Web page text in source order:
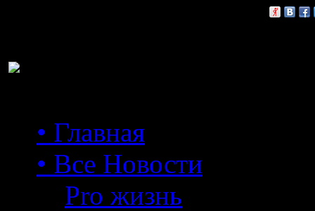
• Главная
• Все Новости
Pro жизнь